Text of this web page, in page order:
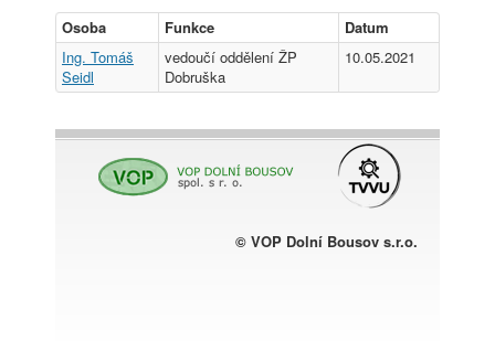
Osoba Funkce
Datum
Ing. Tomáš
Seidl
vedoučí oddělení ŽP
Dobruška
10.05.2021
© VOP Dolní Bousov s.r.o.